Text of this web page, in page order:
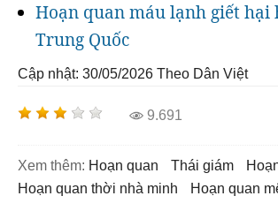
Hoạn quan máu lạnh giết hại
Trung Quốc
Cập nhật: 30/05/2026 Theo Dân Việt
9.691
Xem thêm: hoạn quan thái giám
hoạn quan thời nhà minh
hoạn quan